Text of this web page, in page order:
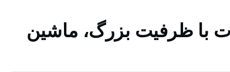
با ظرفیت بزرگ، ماشین